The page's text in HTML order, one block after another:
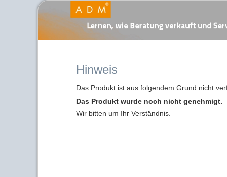
Hinweis
Das Produkt ist aus folgendem Grund nicht
Das Produkt wurde noch nicht genehmigt.
Wir bitten um Ihr Verständnis.